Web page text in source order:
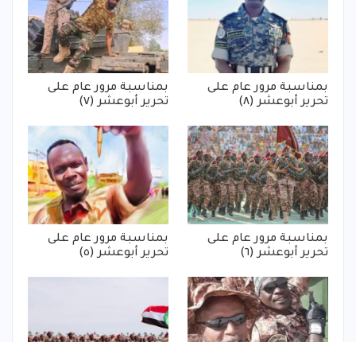
بمناسبة مرور عام على
تحرير أبوعشر (٨)
بمناسبة مرور عام على
تحرير أبوعشر (٧)
بمناسبة مرور عام على
تحرير أبوعشر (٦)
بمناسبة مرور عام على
تحرير أبوعشر (٥)